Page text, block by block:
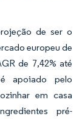
de ser o
europeu de
de 7,42% até
apoiado pelo
em casa
pré-